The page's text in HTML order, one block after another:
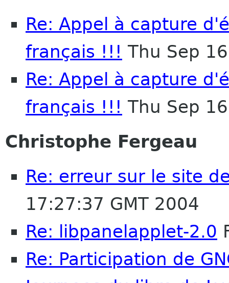
Re: Appel à capture
français !!! Thu Sep
Re: Appel à capture
français !!! Thu Sep
Christophe Fergeau
Re: erreur sur le site
17:27:37 GMT 2004
Re: libpanelapplet-2.0
Re: Participation de